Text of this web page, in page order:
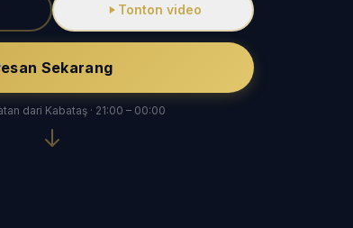
Tonton video
Sekarang
dari Kabataş · 21:00 – 00:00